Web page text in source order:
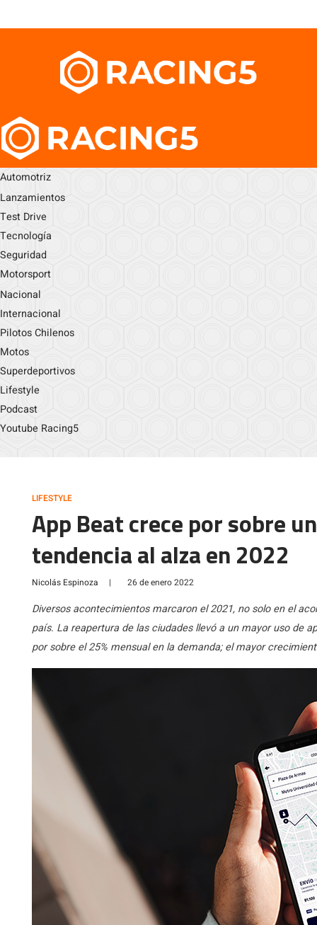
Automotriz
Lanzamientos
Test Drive
Tecnología
Seguridad
Motorsport
Nacional
Internacional
Pilotos Chilenos
Motos
Superdeportivos
Lifestyle
Podcast
Youtube Racing5
LIFESTYLE
App Beat crece por sobre
tendencia al alza en 2022
Nicolás Espinoza | 26 de enero 2022
Diversos acontecimientos marcaron el 2021, no solo en el
país. La reapertura de las ciudades llevó a un mayor uso de
por sobre el 25% mensual en la demanda; el mayor